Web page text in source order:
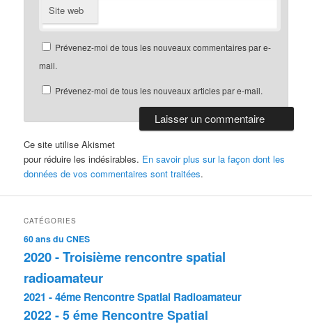
Site web
Prévenez-moi de tous les nouveaux commentaires par e-
mail.
Prévenez-moi de tous les nouveaux articles par e-mail.
Ce site utilise Akismet
pour réduire les indésirables. En savoir plus sur la façon dont les
données de vos commentaires sont traitées.
CATÉGORIES
60 ans du CNES
2020 - Troisième rencontre spatial
radioamateur
2021 - 4éme Rencontre Spatial Radioamateur
2022 - 5 éme Rencontre Spatial